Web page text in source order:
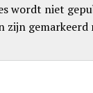
wordt niet
zijn gemarkeerd